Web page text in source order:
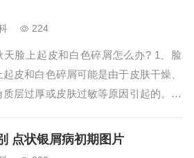
224
天脸上起皮和白色碎屑怎么办? 1、脸
起皮和白色碎屑可能是由于皮肤干燥、
质层过厚或皮肤过敏等原因引起的。针
质和舒缓作用的护肤品来改善。首先，
点状银屑病初期图片